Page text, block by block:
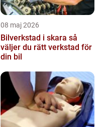
08 maj 2026
Bilverkstad i skara så
väljer du rätt verkstad för
din bil